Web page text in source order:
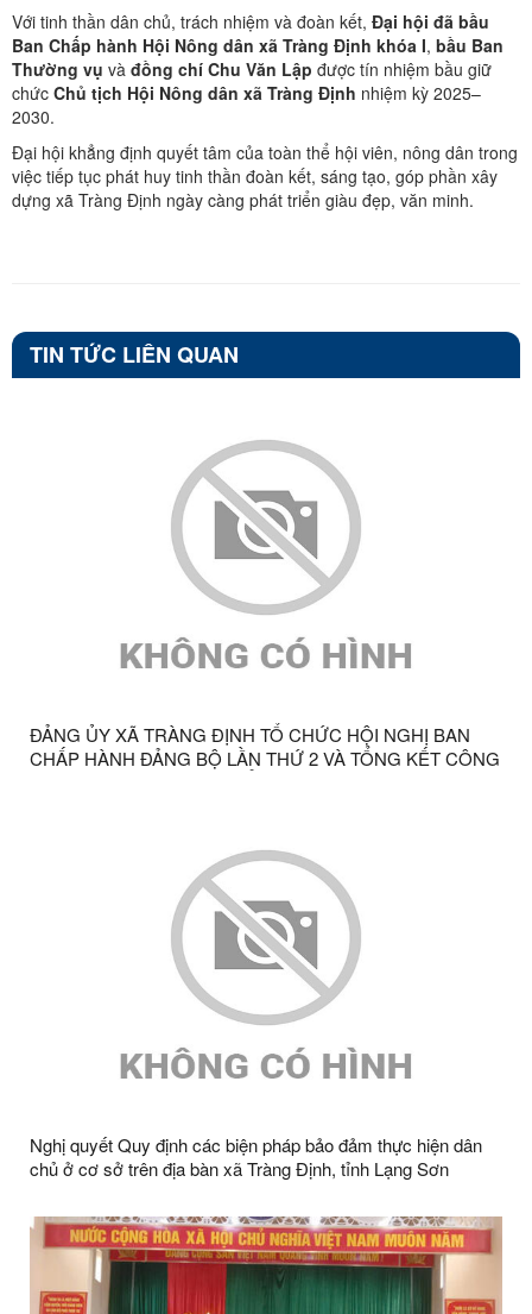
Với tinh thần dân chủ, trách nhiệm và đoàn kết, Đại hội đã bầu
Ban Chấp hành Hội Nông dân xã Tràng Định khóa I, bầu Ban
Thường vụ và đồng chí Chu Văn Lập được tín nhiệm bầu giữ
chức Chủ tịch Hội Nông dân xã Tràng Định nhiệm kỳ 2025–
2030.
Đại hội khẳng định quyết tâm của toàn thể hội viên, nông dân trong
việc tiếp tục phát huy tinh thần đoàn kết, sáng tạo, góp phần xây
dựng xã Tràng Định ngày càng phát triển giàu đẹp, văn minh.
TIN TỨC LIÊN QUAN
ĐẢNG ỦY XÃ TRÀNG ĐỊNH TỔ CHỨC HỘI NGHỊ BAN
CHẤP HÀNH ĐẢNG BỘ LẦN THỨ 2 VÀ TỔNG KẾT CÔNG
Nghị quyết Quy định các biện pháp bảo đảm thực hiện dân
chủ ở cơ sở trên địa bàn xã Tràng Định, tỉnh Lạng Sơn